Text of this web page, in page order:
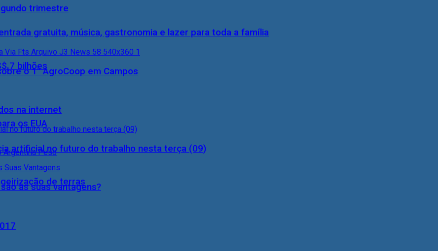
trimestre
7 bilhões
os EUA
de terras
gratuita, música, gastronomia e lazer para toda a família
o 1° AgroCoop em Campos
na internet
artificial no futuro do trabalho nesta terça (09)
as suas vantagens?